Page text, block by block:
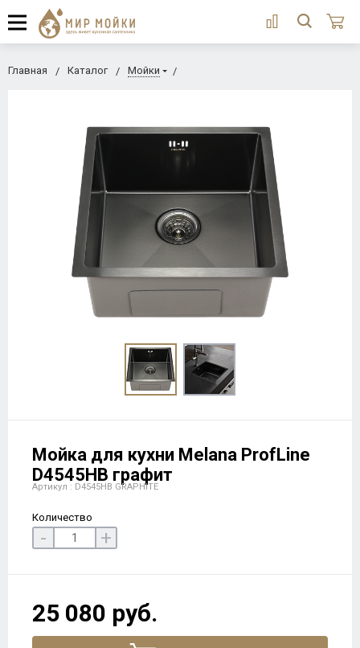
Главная Каталог Мойки
Мойка для кухни Melana ProfLine
D4545HB графит
Артикул : D4545HB GRAPHITE
Количество
- +
25 080 руб.